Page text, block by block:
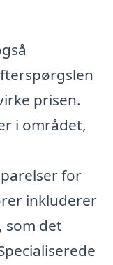
prisen.
i området,
for
inkluderer
som det